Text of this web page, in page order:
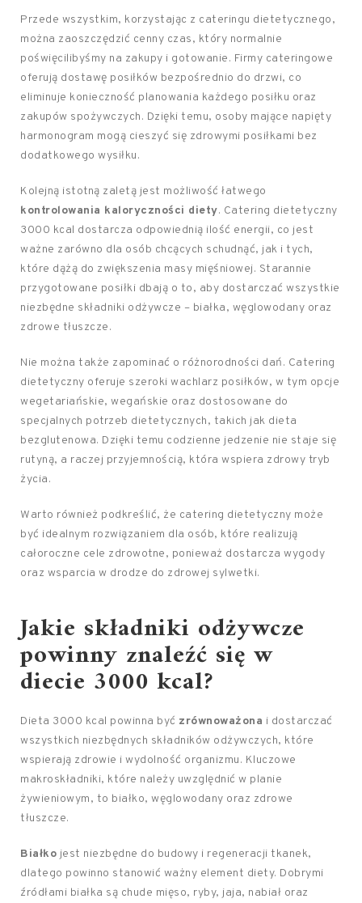
Przede wszystkim, korzystając z cateringu dietetycznego,
można zaoszczędzić cenny czas, który normalnie
poświęcilibyśmy na zakupy i gotowanie. Firmy cateringowe
oferują dostawę posiłków bezpośrednio do drzwi, co
eliminuje konieczność planowania każdego posiłku oraz
zakupów spożywczych. Dzięki temu, osoby mające napięty
harmonogram mogą cieszyć się zdrowymi posiłkami bez
dodatkowego wysiłku.
Kolejną istotną zaletą jest możliwość łatwego
kontrolowania kaloryczności diety. Catering dietetyczny
3000 kcal dostarcza odpowiednią ilość energii, co jest
ważne zarówno dla osób chcących schudnąć, jak i tych,
które dążą do zwiększenia masy mięśniowej. Starannie
przygotowane posiłki dbają o to, aby dostarczać wszystkie
niezbędne składniki odżywcze – białka, węglowodany oraz
zdrowe tłuszcze.
Nie można także zapominać o różnorodności dań. Catering
dietetyczny oferuje szeroki wachlarz posiłków, w tym opcje
wegetariańskie, wegańskie oraz dostosowane do
specjalnych potrzeb dietetycznych, takich jak dieta
bezglutenowa. Dzięki temu codzienne jedzenie nie staje się
rutyną, a raczej przyjemnością, która wspiera zdrowy tryb
życia.
Warto również podkreślić, że catering dietetyczny może
być idealnym rozwiązaniem dla osób, które realizują
całoroczne cele zdrowotne, ponieważ dostarcza wygody
oraz wsparcia w drodze do zdrowej sylwetki.
Jakie składniki odżywcze
powinny znaleźć się w
diecie 3000 kcal?
Dieta 3000 kcal powinna być zrównoważona i dostarczać
wszystkich niezbędnych składników odżywczych, które
wspierają zdrowie i wydolność organizmu. Kluczowe
makroskładniki, które należy uwzględnić w planie
żywieniowym, to białko, węglowodany oraz zdrowe
tłuszcze.
Białko jest niezbędne do budowy i regeneracji tkanek,
dlatego powinno stanowić ważny element diety. Dobrymi
źródłami białka są chude mięso, ryby, jaja, nabiał oraz